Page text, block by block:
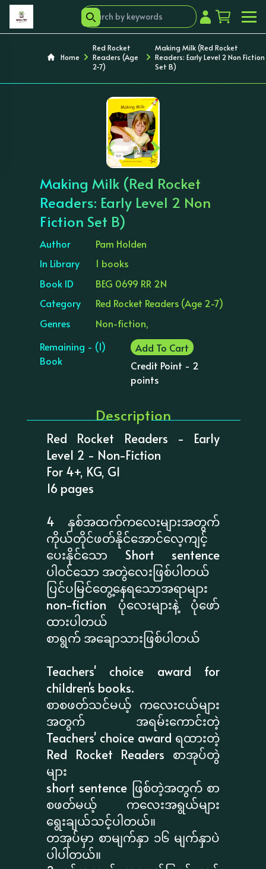
Home
Red Rocket
Readers (Age
2-7)
Making Milk (Red Rocket
Readers: Early Level 2 Non Fiction
Set B)
‹ ›
Making Milk (Red Rocket
Readers: Early Level 2 Non
Fiction Set B)
Author
Pam Holden
In Library
1 books
Book ID
BEG 0699 RR 2N
Category
Red Rocket Readers (Age 2-7)
Genres
Non-fiction,
Remaining - (1)
Book
Add To Cart
Credit Point - 2
points
Description
Red Rocket Readers - Early
Level 2 - Non-Fiction
For 4+, KG, G1
16 pages
4 နှစ်အထက်ကလေးများအတွက်
ကိုယ်တိုင်ဖတ်နိုင်အောင်လေ့ကျင့်
ပေးနိုင်သော Short sentence
ပါဝင်သော အတွဲလေးဖြစ်ပါတယ်
ပြင်ပမြင်တွေ့နေရသောအရာများ
non-fiction ပုံလေးများနဲ့ ပုံဖော်
ထားပါတယ်
စာရွက် အချောသားဖြစ်ပါတယ်
Teachers' choice award for
children's books.
စာစဖတ်သင်မယ့် ကလေးငယ်များ
အတွက် အရမ်းကောင်းတဲ့
Teachers' choice award ရထားတဲ့
Red Rocket Readers စာအုပ်တွဲ
များ
short sentence ဖြစ်တဲ့အတွက် စာ
စဖတ်မယ့် ကလေးအရွယ်များ
ရွေးချယ်သင့်ပါတယ်။
တအုပ်မှာ စာမျက်နှာ ၁၆ မျက်နှာပဲ
ပါပါတယ်။